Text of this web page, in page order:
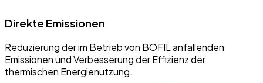
Direkte Emissionen
Reduzierung der im Betrieb von BOFIL anfallenden
Emissionen und Verbesserung der Effizienz der
thermischen Energienutzung.